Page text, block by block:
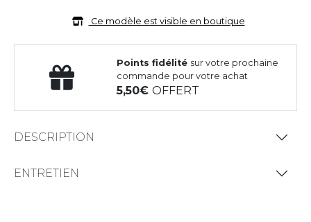
Ce modèle est visible en boutique
Points fidélité sur votre prochaine
commande pour votre achat
5,50OFFERT
DESCRIPTION
ENTRETIEN